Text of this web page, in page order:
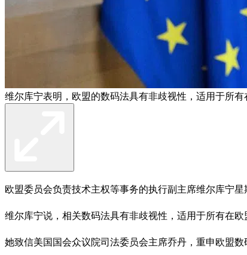
维尔库宁表明，欧盟的数码法具有非歧视性，适用于所有
欧盟委员会负责技术主权等事务的执行副主席维尔库宁
维尔库宁说，相关数码法具有非歧视性，适用于所有在欧
她致信美国国会众议院司法委员会主席乔丹，重申欧盟